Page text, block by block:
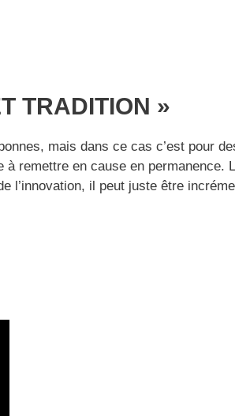
TRADITION »
mais dans ce cas c’est pour
remettre en cause en permanence.
l’innovation, il peut juste être